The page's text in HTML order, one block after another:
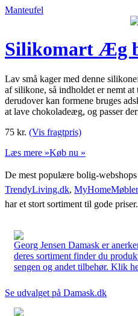
Manteufel
Silikomart Æg
Lav små kager med denne
af silikone, så indholdet er nemt
derudover kan formene bruges
at lave chokoladeæg, og passer
75 kr. (Vis fragtpris)
Læs mere »Køb nu »
De mest populære bolig-
TrendyLiving.dk,
har et stort sortiment til gode priser.
Georg Jensen Damask er
deres sortiment finder du
sengen og andet tilbehør. Klik
Se udvalget på Damask.dk